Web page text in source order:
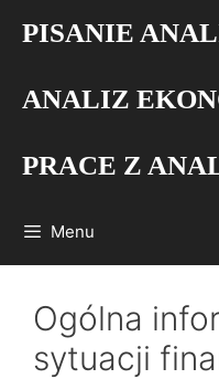
PISANIE
ANALIZ
PRACE Z
Menu
Ogólna
sytuacji